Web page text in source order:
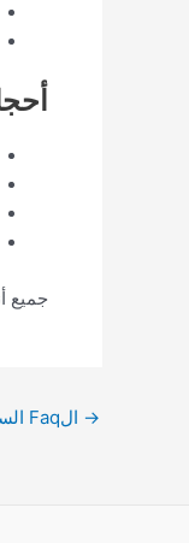
جميع
→ الFaq السابقة